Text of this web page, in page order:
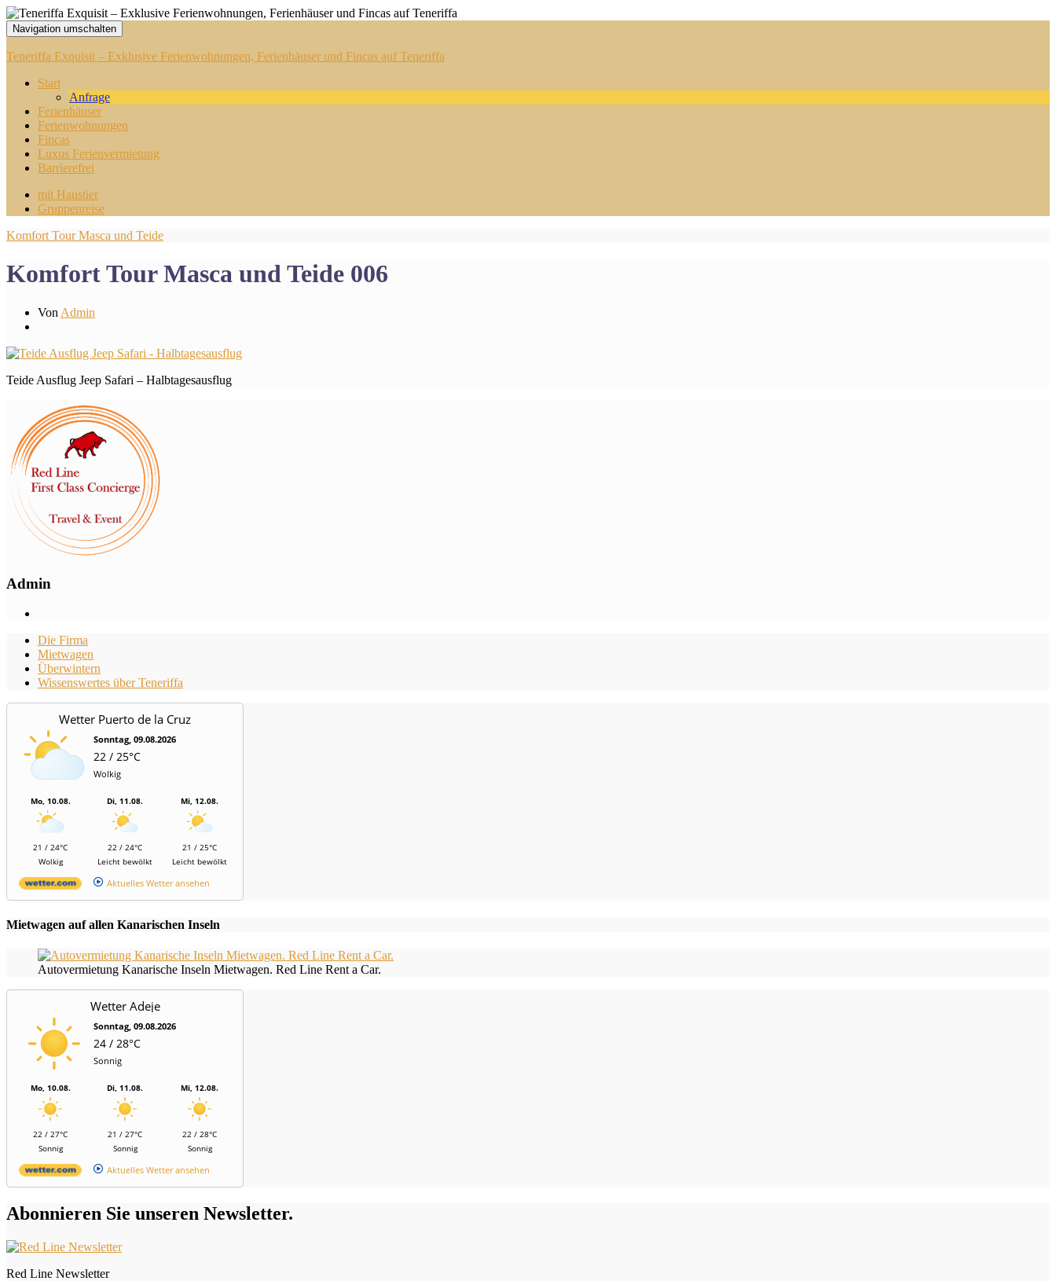
Navigation umschalten
Teneriffa Exquisit – Exklusive Ferienwohnungen, Ferienhäuser und Fincas auf Teneriffa
Start
Anfrage
Ferienhäuser
Ferienwohnungen
Fincas
Luxus Ferienvermietung
Barrierefrei
mit Haustier
Gruppenreise
Komfort Tour Masca und Teide
Komfort Tour Masca und Teide 006
Von Admin
Teide Ausflug Jeep Safari – Halbtagesausflug
Admin
Die Firma
Mietwagen
Überwintern
Wissenswertes über Teneriffa
Wetter Puerto de la Cruz
Sonntag, 09.08.2026
22 / 25°C
Wolkig
Mo, 10.08.
21 / 24°C
Wolkig
Di, 11.08.
22 / 24°C
Leicht bewölkt
Mi, 12.08.
21 / 25°C
Leicht bewölkt
Aktuelles Wetter ansehen
Mietwagen auf allen Kanarischen Inseln
Autovermietung Kanarische Inseln Mietwagen. Red Line Rent a Car.
Wetter Adeje
Sonntag, 09.08.2026
24 / 28°C
Sonnig
Mo, 10.08.
22 / 27°C
Sonnig
Di, 11.08.
21 / 27°C
Sonnig
Mi, 12.08.
22 / 28°C
Sonnig
Aktuelles Wetter ansehen
Abonnieren Sie unseren Newsletter.
Red Line Newsletter